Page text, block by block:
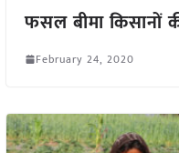
फसल बीमा किसानों
February 24, 2020